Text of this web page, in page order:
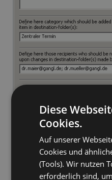
Diese
Cookies.
Auf unserer
Cookies und
(Tools). Wir nutzen
erforderlich sind,